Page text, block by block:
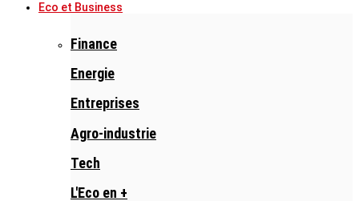
Eco et Business
Finance
Energie
Entreprises
Agro-industrie
Tech
L'Eco en +